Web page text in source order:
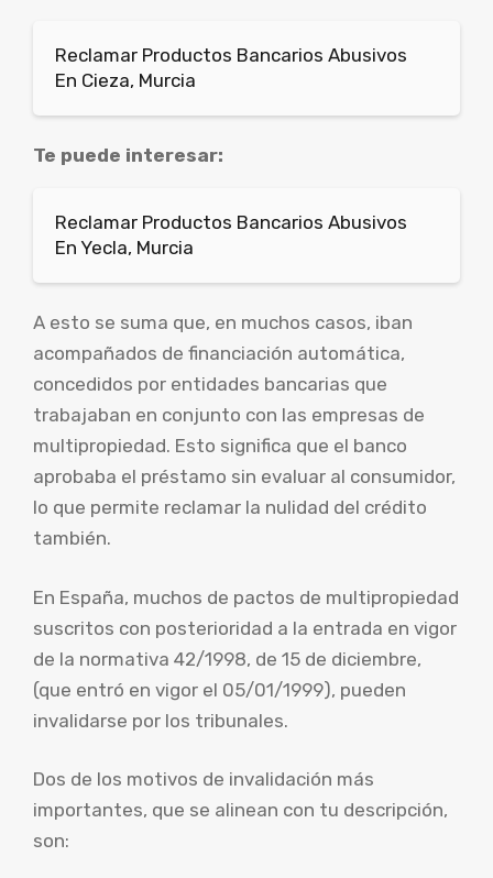
Reclamar Productos Bancarios Abusivos
En Cieza, Murcia
Te puede interesar:
Reclamar Productos Bancarios Abusivos
En Yecla, Murcia
A esto se suma que, en muchos casos, iban
acompañados de financiación automática,
concedidos por entidades bancarias que
trabajaban en conjunto con las empresas de
multipropiedad. Esto significa que el banco
aprobaba el préstamo sin evaluar al consumidor,
lo que permite reclamar la nulidad del crédito
también.
En España, muchos de pactos de multipropiedad
suscritos con posterioridad a la entrada en vigor
de la normativa 42/1998, de 15 de diciembre,
(que entró en vigor el 05/01/1999), pueden
invalidarse por los tribunales.
Dos de los motivos de invalidación más
importantes, que se alinean con tu descripción,
son: